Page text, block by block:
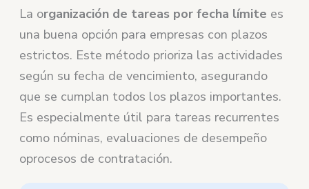
La organización de tareas por fecha límite es
una buena opción para empresas con plazos
estrictos. Este método prioriza las actividades
según su fecha de vencimiento, asegurando
que se cumplan todos los plazos importantes.
Es especialmente útil para tareas recurrentes
como nóminas, evaluaciones de desempeño
oprocesos de contratación.